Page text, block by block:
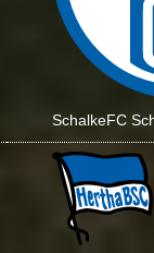
SchalkeFC